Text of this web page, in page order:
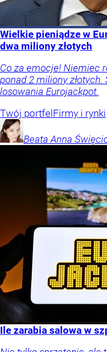
Wielkie pieniądze w
dwa miliony złotych
Co za emocje! Niemiec
ponad 2 miliony
losowania Eurojackpot.
Twój portfelFirmy i rynki
Beata Anna
Ile zarabia salowa w